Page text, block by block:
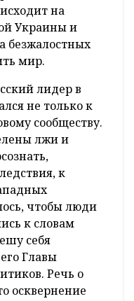
на
Украины и
безжалостных
мир.
лидер в
не только к
сообществу.
лжи и
к
чтобы люди
к словам
себя
Главы
Речь о
осквернение